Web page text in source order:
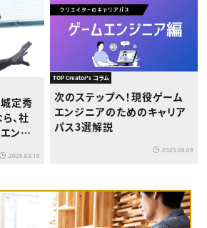
定秀
、社
ンタ
2025.03.19
TOP Creator's コラム
次のステップへ！現役ゲーム
エンジニアのためのキャリア
パス3選解説
2025.06.09